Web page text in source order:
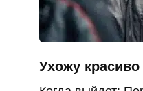
Ухожу красиво